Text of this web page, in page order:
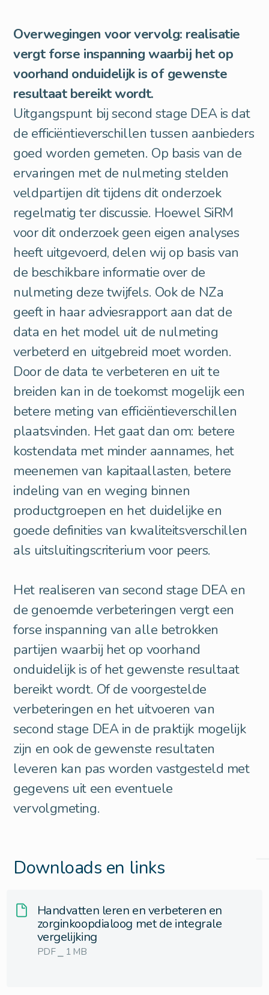
Overwegingen voor vervolg: realisatie
vergt forse inspanning waarbij het op
voorhand onduidelijk is of gewenste
resultaat bereikt wordt.
Uitgangspunt bij second stage DEA is dat
de efficiëntieverschillen tussen aanbieders
goed worden gemeten. Op basis van de
ervaringen met de nulmeting stelden
veldpartijen dit tijdens dit onderzoek
regelmatig ter discussie. Hoewel SiRM
voor dit onderzoek geen eigen analyses
heeft uitgevoerd, delen wij op basis van
de beschikbare informatie over de
nulmeting deze twijfels. Ook de NZa
geeft in haar adviesrapport aan dat de
data en het model uit de nulmeting
verbeterd en uitgebreid moet worden.
Door de data te verbeteren en uit te
breiden kan in de toekomst mogelijk een
betere meting van efficiëntieverschillen
plaatsvinden. Het gaat dan om: betere
kostendata met minder aannames, het
meenemen van kapitaallasten, betere
indeling van en weging binnen
productgroepen en het duidelijke en
goede definities van kwaliteitsverschillen
als uitsluitingscriterium voor peers.
Het realiseren van second stage DEA en
de genoemde verbeteringen vergt een
forse inspanning van alle betrokken
partijen waarbij het op voorhand
onduidelijk is of het gewenste resultaat
bereikt wordt. Of de voorgestelde
verbeteringen en het uitvoeren van
second stage DEA in de praktijk mogelijk
zijn en ook de gewenste resultaten
leveren kan pas worden vastgesteld met
gegevens uit een eventuele
vervolgmeting.
Downloads en links
Handvatten leren en verbeteren en
zorginkoopdialoog met de integrale
vergelijking
PDF ⎯ 1 MB